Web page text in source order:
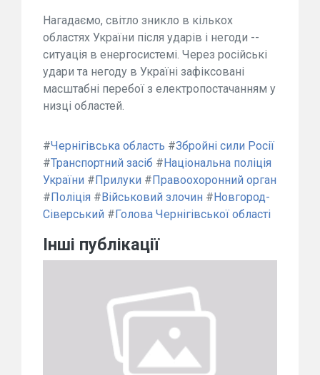
Нагадаємо, світло зникло в кількох
областях України після ударів і негоди --
ситуація в енергосистемі. Через російські
удари та негоду в Україні зафіксовані
масштабні перебої з електропостачанням у
низці областей.
#Чернігівська область #Збройні сили Росії
#Транспортний засіб # Національна поліція
України # Прилуки # Правоохоронний орган
# Поліція # Військовий злочин # Новгород-
Сіверський # Голова Чернігівської області
Інші публікації